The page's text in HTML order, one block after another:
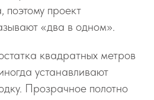
поэтому проект
«два в одном».
квадратных метров
устанавливают
Прозрачное полотно